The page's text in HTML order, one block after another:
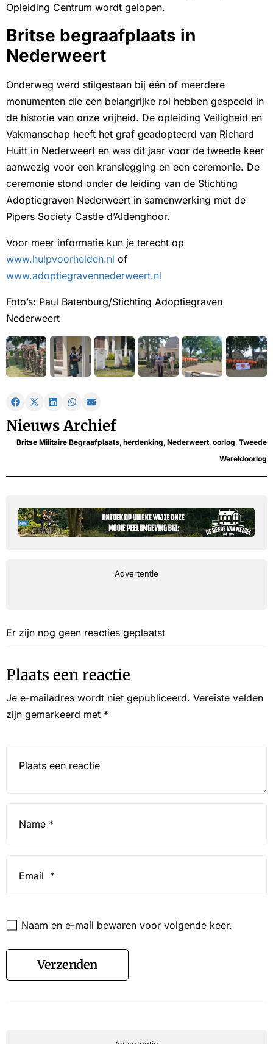
Opleiding Centrum wordt gelopen.
Britse begraafplaats in
Nederweert
Onderweg werd stilgestaan bij één of meerdere
monumenten die een belangrijke rol hebben gespeeld in
de historie van onze vrijheid. De opleiding Veiligheid en
Vakmanschap heeft het graf geadopteerd van Richard
Huitt in Nederweert en was dit jaar voor de tweede keer
aanwezig voor een kranslegging en een ceremonie. De
ceremonie stond onder de leiding van de Stichting
Adoptiegraven Nederweert in samenwerking met de
Pipers Society Castle d’Aldenghoor.
Voor meer informatie kun je terecht op
www.hulpvoorhelden.nl of
www.adoptiegravennederweert.nl
Foto’s: Paul Batenburg/Stichting Adoptiegraven
Nederweert
Nieuws Archief
Britse Militaire Begraafplaats herdenking Nederweert oorlog Tweede
Wereldoorlog
Advertentie
Er zijn nog geen reacties geplaatst
Plaats een reactie
Je e-mailadres wordt niet gepubliceerd. Vereiste velden
zijn gemarkeerd met *
Naam en e-mail bewaren voor volgende keer.
Verzenden